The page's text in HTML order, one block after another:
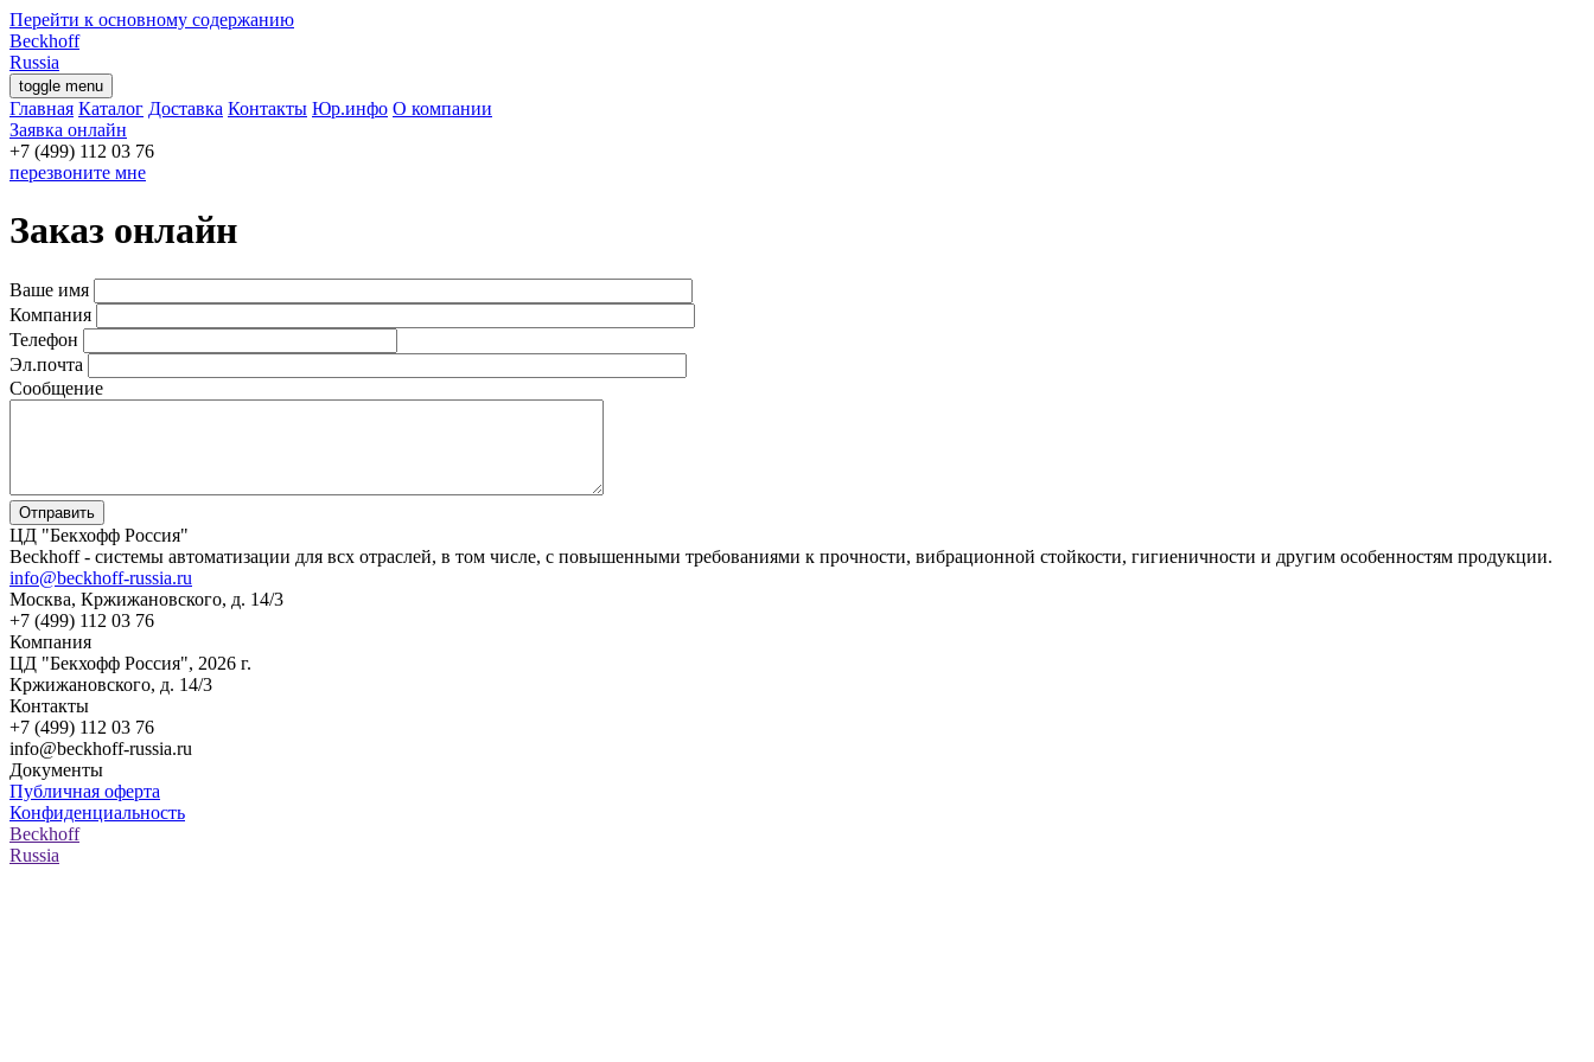
Перейти к основному содержанию
Beckhoff
Russia
toggle menu
Главная Каталог Доставка Контакты Юр.инфо О компании
Заявка онлайн
перезвоните мне
Заказ онлайн
Ваше имя
Компания
Телефон
Эл.почта
Сообщение
ЦД "Бекхофф Россия"
Beckhoff - системы автоматизации для всх отраслей, в том числе, с повышенными требованиями к прочности, вибрационной стойкости, гигиеничности и другим особенностям продукции.
info@beckhoff-russia.ru
Москва, Кржижановского, д. 14/3
Компания
ЦД "Бекхофф Россия", 2026 г.
Кржижановского, д. 14/3
Контакты
info@beckhoff-russia.ru
Документы
Публичная оферта
Конфиденциальность
Beckhoff
Russia